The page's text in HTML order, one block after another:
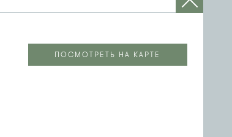
ПОСМОТРЕТЬ НА КАРТЕ